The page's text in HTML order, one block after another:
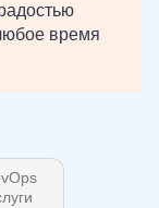
время